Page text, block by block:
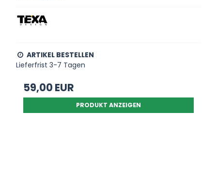
ARTIKEL BESTELLEN
Lieferfrist 3-7 Tagen
59,00 EUR
PRODUKT ANZEIGEN